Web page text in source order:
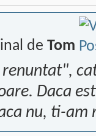
de Tom
Daca
nu, ti-